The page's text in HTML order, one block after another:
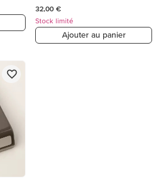
32,00 €
Stock limité
Ajouter au panier